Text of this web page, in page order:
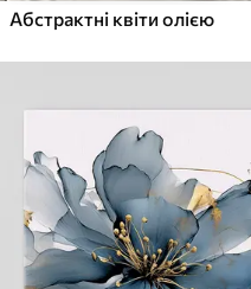
Абстрактні квіти олією